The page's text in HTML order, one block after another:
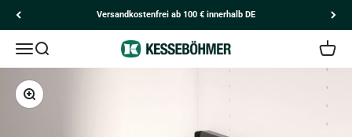
Versandkostenfrei ab 100 € innerhalb DE
Kesseböhmer
Navigationsmenü öffnen
Suche öffnen
Bild vergrößern